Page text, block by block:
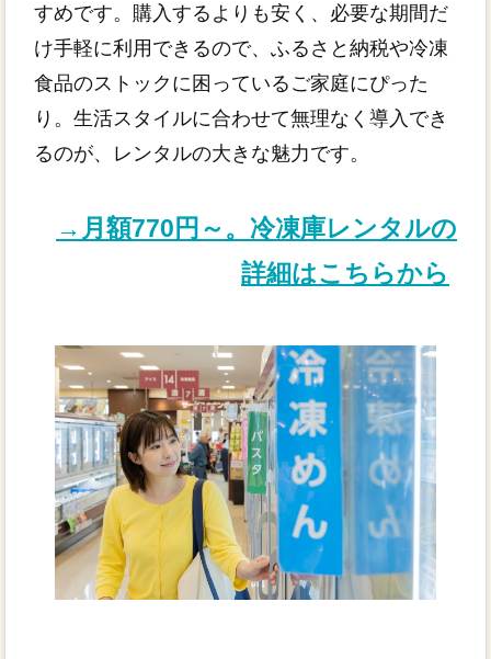
すめです。購入するよりも安く、必要な期間だ
け手軽に利用できるので、ふるさと納税や冷凍
食品のストックに困っているご家庭にぴった
り。生活スタイルに合わせて無理なく導入でき
るのが、レンタルの大きな魅力です。
→月額770円～。冷凍庫レンタルの
詳細はこちらから